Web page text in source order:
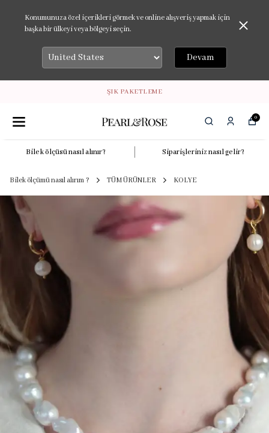
Konumunuza özel içerikleri görmek ve online alışveriş yapmak için
başka bir ülkeyi veya bölgeyi seçin.
Devam
ŞIK PAKETLEME
0
Bilek ölçüsü nasıl alınır? Siparişleriniz nasıl gelir?
Bilek ölçümü nasıl alırım ? TÜM ÜRÜNLER KOLYE